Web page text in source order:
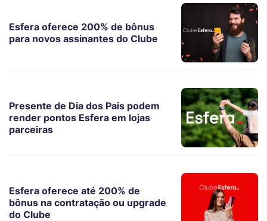
Esfera oferece 200% de bônus
para novos assinantes do Clube
Presente de Dia dos Pais podem
render pontos Esfera em lojas
parceiras
Esfera oferece até 200% de
bônus na contratação ou upgrade
do Clube